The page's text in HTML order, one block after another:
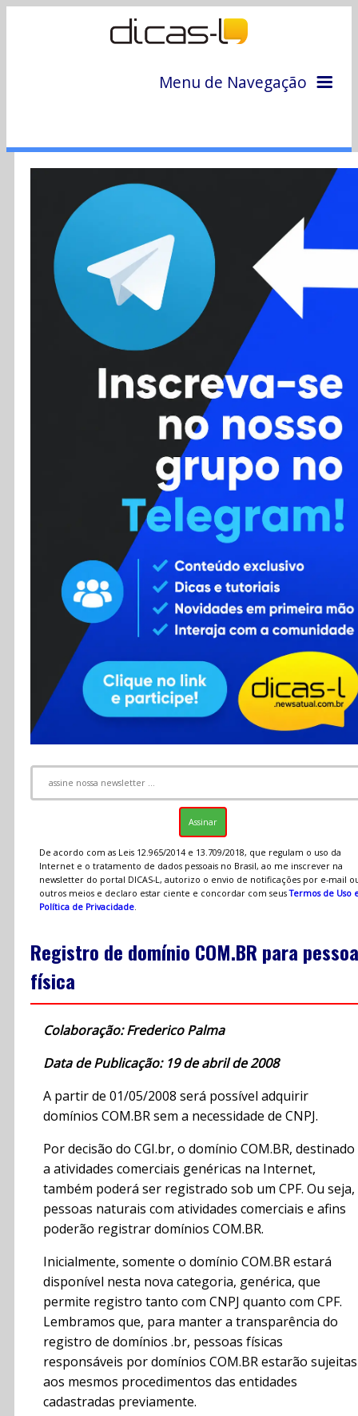
Menu de Navegação
Colunas
Colaboradores
Cursos
Enviar Dica
Contato
RSS
De acordo com as Leis 12.965/2014 e 13.709/2018, que regulam o uso da
Internet e o tratamento de dados pessoais no Brasil, ao me inscrever na
newsletter do portal DICAS-L, autorizo o envio de notificações por e-mail
outros meios e declaro estar ciente e concordar com seusTermos de Uso
Política de Privacidade.
Registro de domínio COM.BR para pessoa
física
Colaboração: Frederico Palma
Data de Publicação: 19 de abril de 2008
A partir de 01/05/2008 será possível adquirir
domínios COM.BR sem a necessidade de CNPJ.
Por decisão do CGI.br, o domínio COM.BR, destinado
a atividades comerciais genéricas na Internet,
também poderá ser registrado sob um CPF. Ou seja,
pessoas naturais com atividades comerciais e afins
poderão registrar domínios COM.BR.
Inicialmente, somente o domínio COM.BR estará
disponível nesta nova categoria, genérica, que
permite registro tanto com CNPJ quanto com CPF.
Lembramos que, para manter a transparência do
registro de domínios .br, pessoas físicas
responsáveis por domínios COM.BR estarão sujeitas
aos mesmos procedimentos das entidades
cadastradas previamente.